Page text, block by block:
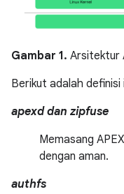
Gambar 1. Arsitektur
Berikut adalah
apexd dan zipfuse
Memasang
dengan aman.
authfs